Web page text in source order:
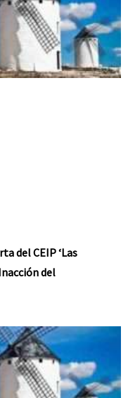
del CEIP ‘Las
del